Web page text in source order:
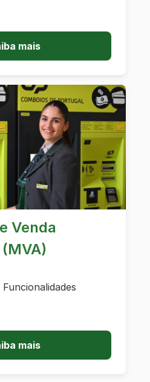
mais
Venda
mais